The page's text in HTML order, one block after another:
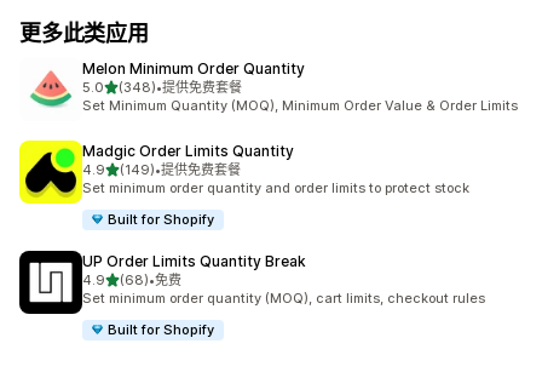
更多此类应用
Melon Minimum Order Quantity
5.0星（满分 5 星）
(348)
总共 348 条评论
•提供免费套餐
Set Minimum Quantity (MOQ), Minimum Order Value & Order Limits
Madgic Order Limits Quantity
4.9星（满分 5 星）
(149)
总共 149 条评论
•提供免费套餐
Set minimum order quantity and order limits to protect stock
Built for Shopify
UP Order Limits Quantity Break
4.9星（满分 5 星）
(68)
总共 68 条评论
•免费
Set minimum order quantity (MOQ), cart limits, checkout rules
Built for Shopify